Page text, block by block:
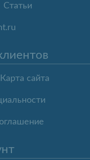
Статьи
Карта сайта